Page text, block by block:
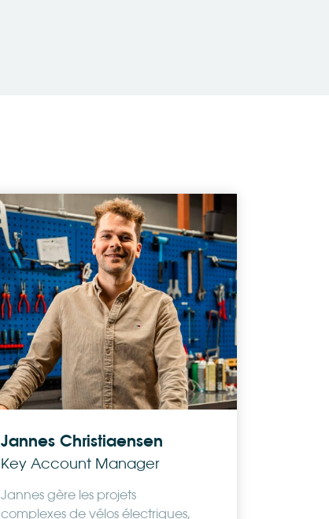
Jannes Christiaensen
Key Account Manager
Jannes gère les projets
complexes de vélos électriques,